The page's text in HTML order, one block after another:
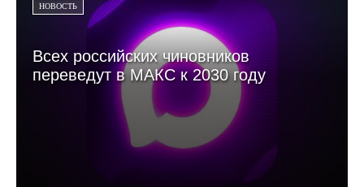
НОВОСТЬ
Всех российских чиновников
переведут в МАКС к 2030 году